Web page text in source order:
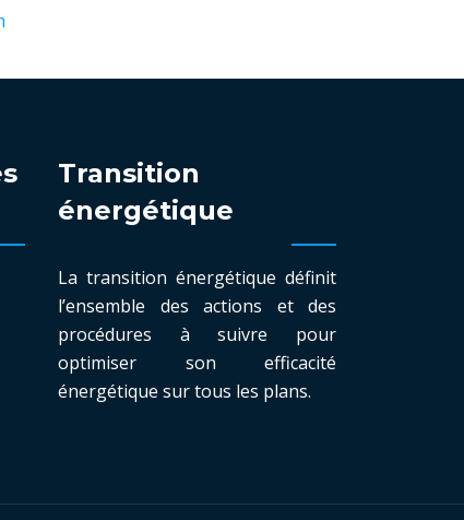
Transition
énergétique
La transition énergétique définit
l’ensemble des actions et des
procédures à suivre pour
optimiser son efficacité
énergétique sur tous les plans.